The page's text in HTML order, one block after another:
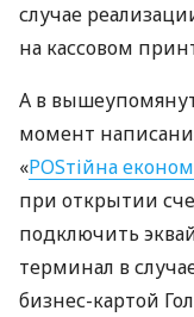
случае
на кассовом
А в
момент
«POSтійна
при открытии
подключить
терминал в
бизнес-картой